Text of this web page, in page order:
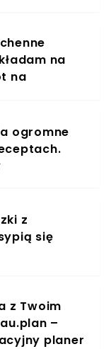
na
na
ogromne
z
się
z Twoim
–
planer